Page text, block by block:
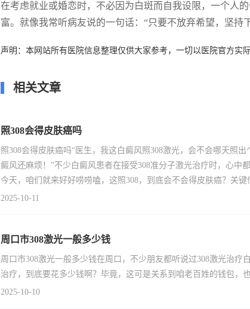
在考虑就业或婚恋时，不必因为白斑而自我设限，一个人
富。就像我常听病友说的一句话：“只要不放弃希望，坚持
声明：本网站所有医院信息整理仅供大家参考，一切以医院官方实
相关文章
照308会得皮肤癌吗
照308会得皮肤癌吗“医生，我这白癜风照308激光，会不会哪天照
癜风还麻烦！”不少白癜风患者在接受308准分子激光治疗时，心中
今天，咱们就来好好唠唠嗑，这照308，到底会不会得皮肤癌？关
2025-10-11
周口市308激光一般多少钱
周口市308激光一般多少钱在周口，不少朋友都听说过308激光治
治疗，到底要花多少钱啊？毕竟，这可是关系到咱老百姓的钱包，
2025-10-10